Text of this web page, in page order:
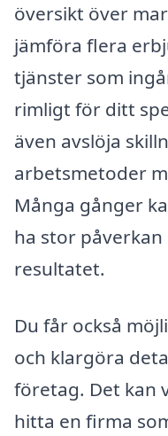
översikt över
jämföra flera
tjänster som
rimligt för ditt
även avslöja
arbetsmetoder
Många gånger
ha stor
resultatet.
Du får också
och klargöra
företag. Det kan
hitta en firma